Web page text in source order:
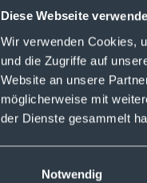
Diese Webseite
Wir verwenden Cookies,
und die Zugriffe auf
Website an unsere
möglicherweise mit
der Dienste gesammelt
Notwendig
eine E-Mail an:
Du hast noch
Mehr Folgen